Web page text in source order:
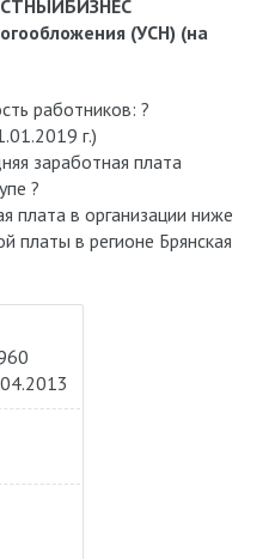
(УСН) (на
работников: ?
г.)
заработная плата
?
плата в организации ниже
платы в регионе Брянская